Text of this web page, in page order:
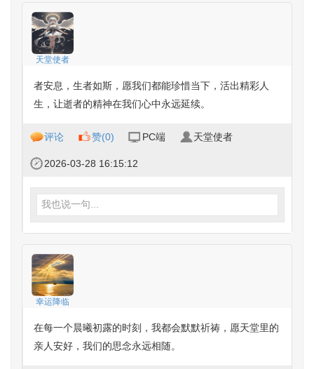
天堂使者
者安息，生者如斯，愿我们都能珍惜当下，活出精彩人
生，让逝者的精神在我们心中永远延续。
评论 赞(0) PC端 天堂使者
2026-03-28 16:15:12
我也说一句...
幸运降临
在每一个晨曦初露的时刻，我都会默默祈祷，愿天堂里的
亲人安好，我们的思念永远相随。